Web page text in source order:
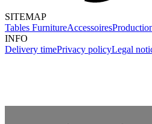
SITEMAP
Tables FurnitureAccessoires
INFO
Delivery timePrivacy policyLegal